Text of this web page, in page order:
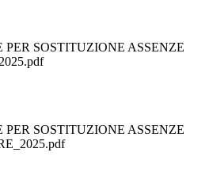
SOSTITUZIONE ASSENZE
SOSTITUZIONE ASSENZE